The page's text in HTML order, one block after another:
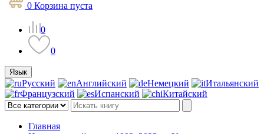
0 Корзина пуста
0
0
Язык
Русский Английский Немецкий
Итальянский
Французский
Испанский Китайский
Главная